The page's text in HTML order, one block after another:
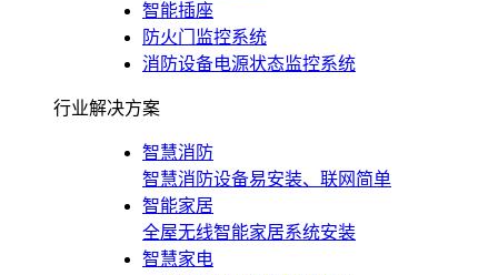
智能插座
防火门监控系统
消防设备电源状态监控系统
行业解决方案
智慧消防
智慧消防设备易安装、联网简单
智能家居
全屋无线智能家居系统安装
智慧家电